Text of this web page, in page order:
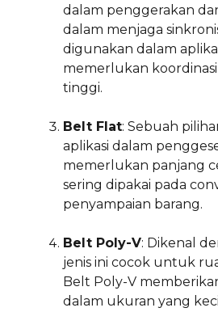
dalam penggerakan
dalam menjaga
digunakan dalam
memerlukan
tinggi.
Belt Flat: Sebuah
aplikasi dalam
memerlukan panjang
sering dipakai pada
penyampaian barang.
Belt Poly-V: Dikenal
jenis ini cocok untuk
Belt Poly-V
dalam ukuran yang